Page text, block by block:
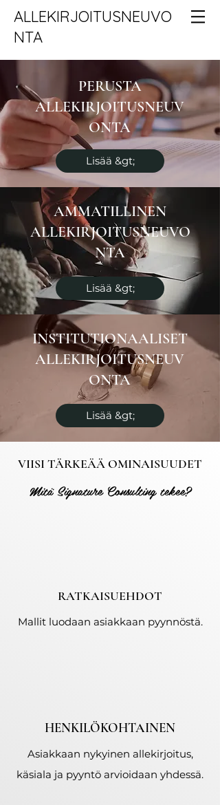
ALLEKIRJOITUSNEUVO
NTA
PERUSTA
ALLEKIRJOITUSNEUV
ONTA
Lisää &gt;
AMMATILLINEN
ALLEKIRJOITUSNEUVO
NTA
Lisää &gt;
INSTITUTIONAALISET
ALLEKIRJOITUSNEUV
ONTA
Lisää &gt;
VIISI TÄRKEÄÄ OMINAISUUDET
Mitä Signature Consulting tekee?
RATKAISUEHDOT
Mallit luodaan asiakkaan pyynnöstä.
HENKILÖKOHTAINEN
Asiakkaan nykyinen allekirjoitus,
käsiala ja pyyntö arvioidaan yhdessä.